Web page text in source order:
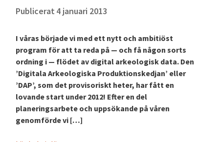
Publicerat 4 januari 2013
I våras började vi med ett nytt och ambitiöst
program för att ta reda på — och få någon sorts
ordning i — flödet av digital arkeologisk data. Den
’Digitala Arkeologiska Produktionskedjan’ eller
’DAP’, som det provisoriskt heter, har fått en
lovande start under 2012! Efter en del
planeringsarbete och uppsökande på våren
genomförde vi […]